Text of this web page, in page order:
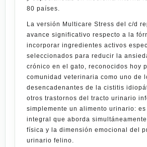
80 países.
La versión Multicare Stress del c/d
avance significativo respecto a la
incorporar ingredientes activos
seleccionados para reducir la
crónico en el gato, reconocidos hoy
comunidad veterinaria como uno de
desencadenantes de la cistitis
otros trastornos del tracto urinario
simplemente un alimento urinario:
integral que aborda
física y la dimensión emocional del
urinario felino.